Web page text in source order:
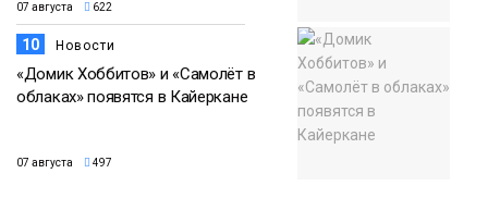
07 августа 622
10 Новости
«Домик Хоббитов» и «Самолёт в
облаках» появятся в Кайеркане
07 августа 497